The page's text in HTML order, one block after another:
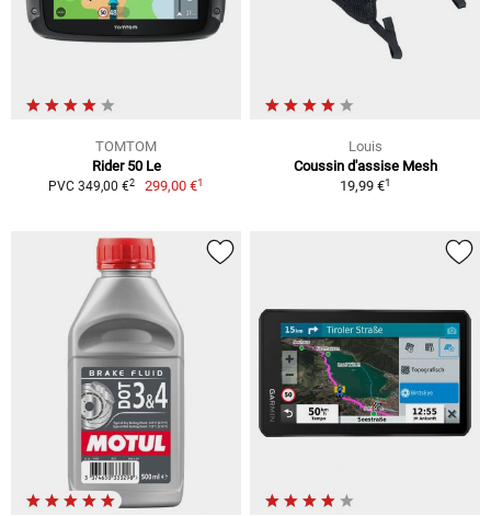
TOMTOM
Rider 50 Le
PVC 349,00 €2 299,00 €1
Louis
Coussin d'assise Mesh
19,99 €1